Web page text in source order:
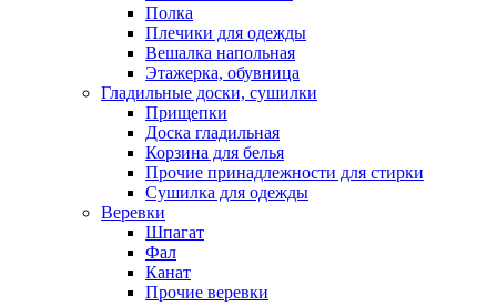
Полка
Плечики для одежды
Вешалка напольная
Этажерка, обувница
Гладильные доски, сушилки
Прищепки
Доска гладильная
Корзина для белья
Прочие принадлежности для стирки
Сушилка для одежды
Веревки
Шпагат
Фал
Канат
Прочие веревки